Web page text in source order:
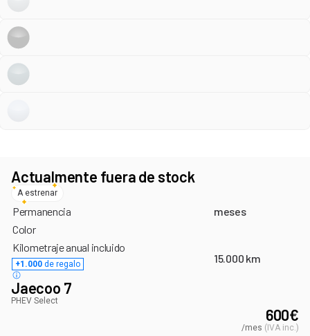
Actualmente fuera de stock
A estrenar
Permanencia
meses
Color
Kilometraje anual incluido
+1.000 de regalo 15.000 km
Jaecoo 7
PHEV Select
600€
/mes ( IVA inc.)